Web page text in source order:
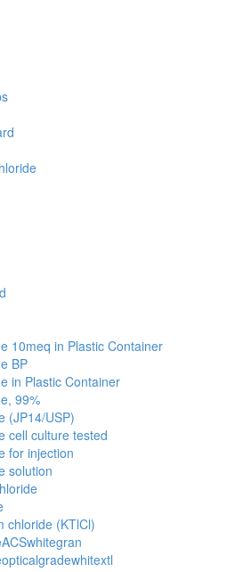
10meq in Plastic Container
BP
in Plastic Container
99%
(JP14/USP)
cell culture tested
for injection
solution
chloride (KTlCl)